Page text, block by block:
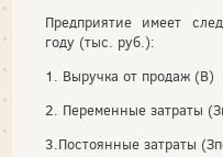
Предприятие имеет
году (тыс. руб.):
1. Выручка от продаж
2. Переменные затраты
3.Постоянные затраты